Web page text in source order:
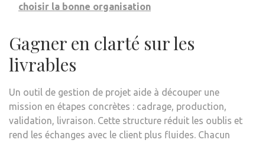
choisir la bonne organisation
Gagner en clarté sur les
livrables
Un outil de gestion de projet aide à découper une
mission en étapes concrètes : cadrage, production,
validation, livraison. Cette structure réduit les oublis et
rend les échanges avec le client plus fluides. Chacun